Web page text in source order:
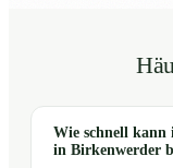
Wie schnell kann
in Birkenwerder